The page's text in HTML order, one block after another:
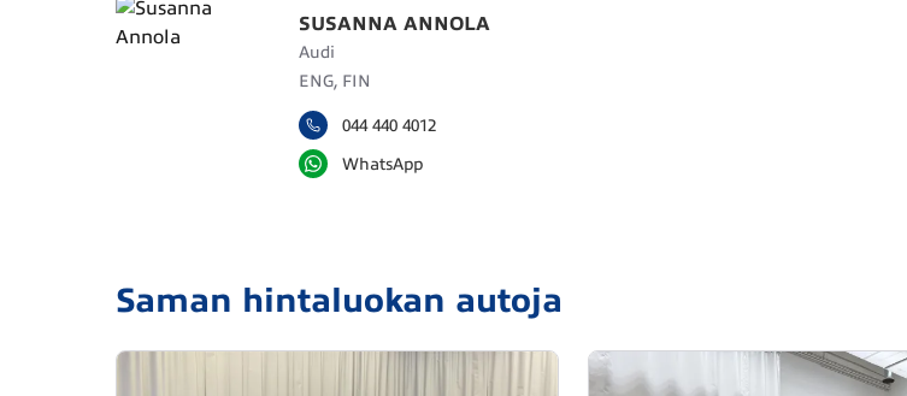
SUSANNA ANNOLA
Audi
ENG, FIN
044 440 4012
WhatsApp
Saman hintaluokan autoja